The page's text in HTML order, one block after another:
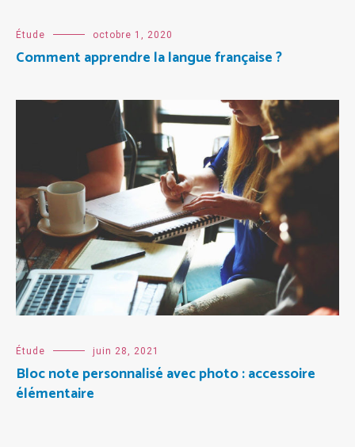
Étude octobre 1, 2020
Comment apprendre la langue française ?
Étude juin 28, 2021
Bloc note personnalisé avec photo : accessoire
élémentaire